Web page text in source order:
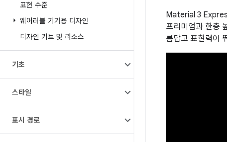
표현 수준
웨어러블 기기용 디자인
디자인 키트 및 리소스
기초
스타일
표시 경로
Material 3
프리미엄과 한층
름답고 표현력이